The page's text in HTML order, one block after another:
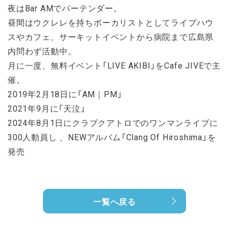
夜はBar AMでバーテンダー。
昼間はウクレレを持ちボーカリストとしてライブハウ
スやカフェ、サーキットイベントから病院まで広島県
内問わず活動中。
月に一度、無料イベント「LIVE AKIBI」をCafe JIVEで主
催。
2019年2月18日に「AM｜PM」
2021年9月に「天泣」
2024年8月1日にクラブクアトロでのワンマンライブに
300人動員し 、NEWアルバム「Clang Of Hiroshima」を
発売
一覧へ戻る